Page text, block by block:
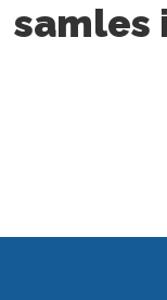
samles